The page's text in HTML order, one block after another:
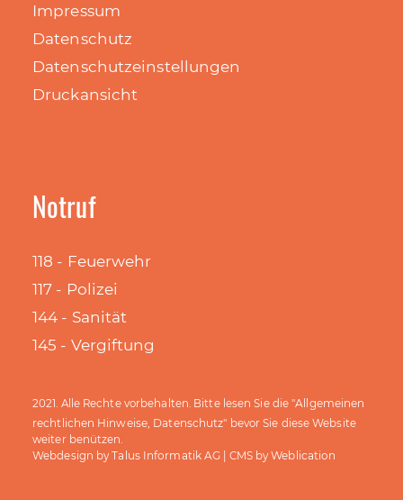
Impressum
Datenschutz
Datenschutzeinstellungen
Druckansicht
Notruf
118 - Feuerwehr
117 - Polizei
144 - Sanität
145 - Vergiftung
2021. Alle Rechte vorbehalten. Bitte lesen Sie die "Allgemeinen
rechtlichen Hinweise, Datenschutz" bevor Sie diese Website
weiter benützen.
Webdesign byTalus Informatik AG | CMS byWeblication